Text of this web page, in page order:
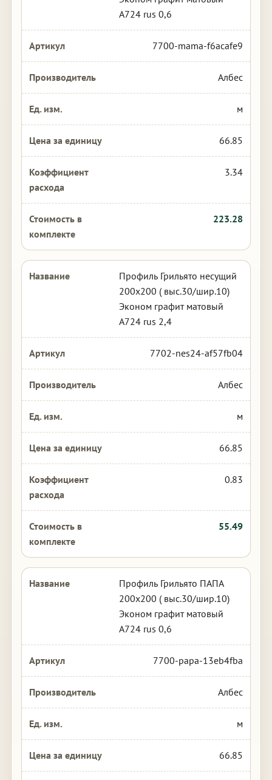
А724 rus 0,6
7700-mama-f6acafe9
Албес
м
66.85
3.34
223.28
Профиль Грильято несущий
200х200 ( выс.30/шир.10)
Эконом графит матовый
А724 rus 2,4
7702-nes24-af57fb04
Албес
м
66.85
0.83
55.49
Профиль Грильято ПАПА
200х200 ( выс.30/шир.10)
Эконом графит матовый
А724 rus 0,6
7700-papa-13eb4fba
Албес
м
66.85